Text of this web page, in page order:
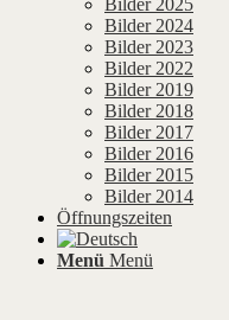
Bilder 2025
Bilder 2024
Bilder 2023
Bilder 2022
Bilder 2019
Bilder 2018
Bilder 2017
Bilder 2016
Bilder 2015
Bilder 2014
Öffnungszeiten
Menü Menü